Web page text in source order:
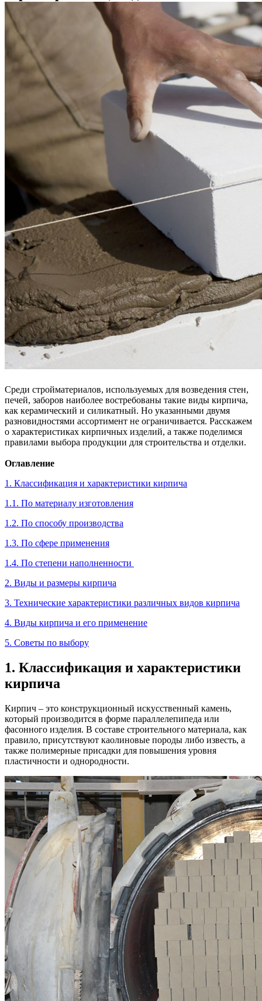
Среди стройматериалов, используемых для возведения стен,
печей, заборов наиболее востребованы такие виды кирпича,
как керамический и силикатный. Но указанными двумя
разновидностями ассортимент не ограничивается. Расскажем
о характеристиках кирпичных изделий, а также поделимся
правилами выбора продукции для строительства и отделки.
Оглавление
1. Классификация и характеристики кирпича
1.1. По материалу изготовления
1.2. По способу производства
1.3. По сфере применения
1.4. По степени наполненности
2. Виды и размеры кирпича
3. Технические характеристики различных видов кирпича
4. Виды кирпича и его применение
5. Советы по выбору
1. Классификация и характеристики
кирпича
Кирпич – это конструкционный искусственный камень,
который производится в форме параллелепипеда или
фасонного изделия. В составе строительного материала, как
правило, присутствуют каолиновые породы либо известь, а
также полимерные присадки для повышения уровня
пластичности и однородности.